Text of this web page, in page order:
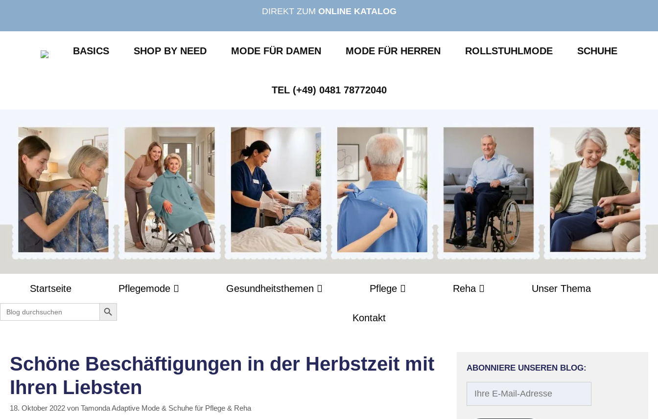
springen
DIREKT ZUM ONLINE KATALOG
BASICS SHOP BY NEED MODE FÜR DAMEN MODE FÜR HERREN ROLLSTUHLMODE SCHUHE
TEL (+49) 0481 78772040
Startseite Pflegemode Gesundheitsthemen Pflege Reha Unser Thema
Kontakt
Search
for:
Search Button
Schöne Beschäftigungen in der Herbstzeit mit
Ihren Liebsten
18. Oktober 2022 von Tamonda Adaptive Mode & Schuhe für Pflege & Reha
ABONNIERE UNSEREN BLOG: